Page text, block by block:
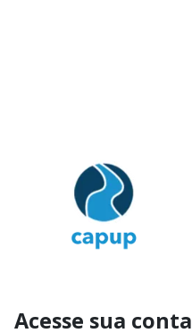
Acesse sua conta